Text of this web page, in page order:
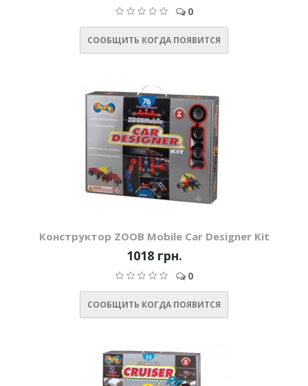
0
СООБЩИТЬ КОГДА ПОЯВИТСЯ
Конструктор ZOOB Mobile Car Designer Kit
1018 грн.
0
СООБЩИТЬ КОГДА ПОЯВИТСЯ